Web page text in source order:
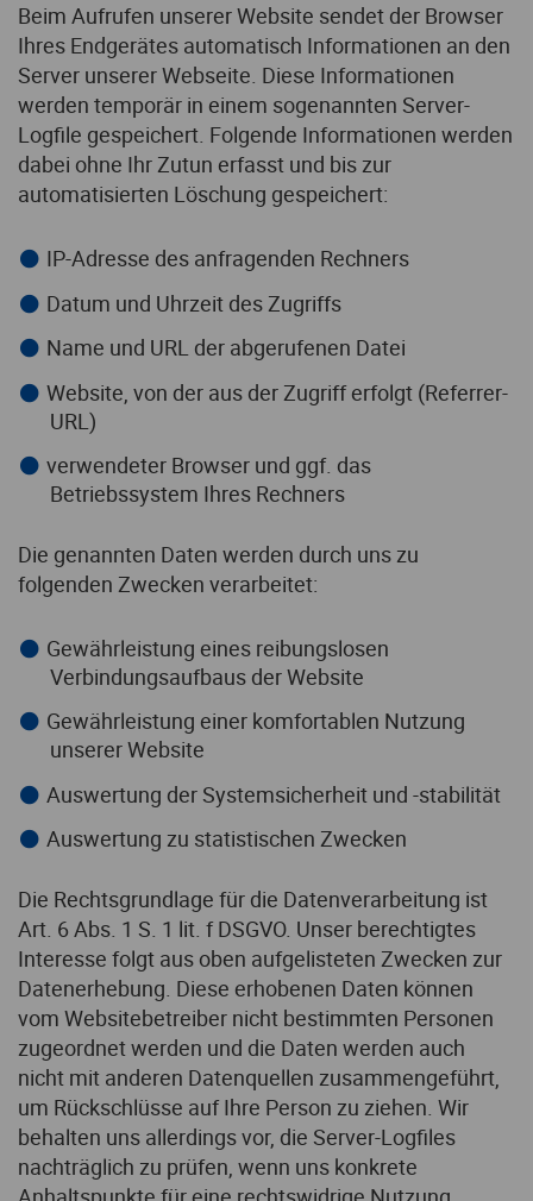
Beim Aufrufen unserer Website sendet der Browser
Ihres Endgerätes automatisch Informationen an den
Server unserer Webseite. Diese Informationen
werden temporär in einem sogenannten Server-
Logfile gespeichert. Folgende Informationen werden
dabei ohne Ihr Zutun erfasst und bis zur
automatisierten Löschung gespeichert:
IP-Adresse des anfragenden Rechners
Datum und Uhrzeit des Zugriffs
Name und URL der abgerufenen Datei
Website, von der aus der Zugriff erfolgt (Referrer-
URL)
verwendeter Browser und ggf. das
Betriebssystem Ihres Rechners
Die genannten Daten werden durch uns zu
folgenden Zwecken verarbeitet:
Gewährleistung eines reibungslosen
Verbindungsaufbaus der Website
Gewährleistung einer komfortablen Nutzung
unserer Website
Auswertung der Systemsicherheit und -stabilität
Auswertung zu statistischen Zwecken
Die Rechtsgrundlage für die Datenverarbeitung ist
Art. 6 Abs. 1 S. 1 lit. f DSGVO. Unser berechtigtes
Interesse folgt aus oben aufgelisteten Zwecken zur
Datenerhebung. Diese erhobenen Daten können
vom Websitebetreiber nicht bestimmten Personen
zugeordnet werden und die Daten werden auch
nicht mit anderen Datenquellen zusammengeführt,
um Rückschlüsse auf Ihre Person zu ziehen. Wir
behalten uns allerdings vor, die Server-Logfiles
nachträglich zu prüfen, wenn uns konkrete